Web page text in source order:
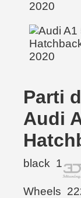
Parti
Audi
black 1
Wheels